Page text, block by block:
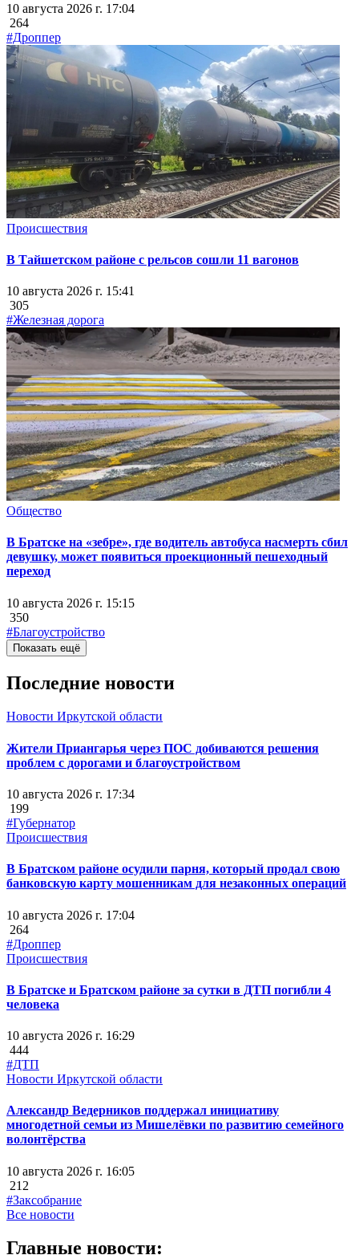
10 августа 2026 г. 17:04
264
#Дроппер
Происшествия
В Тайшетском районе с рельсов сошли 11 вагонов
10 августа 2026 г. 15:41
305
#Железная дорога
Общество
В Братске на «зебре», где водитель автобуса насмерть сбил
девушку, может появиться проекционный пешеходный
переход
10 августа 2026 г. 15:15
350
#Благоустройство
Показать ещё
Последние новости
Новости Иркутской области
Жители Приангарья через ПОС добиваются решения
проблем с дорогами и благоустройством
10 августа 2026 г. 17:34
199
#Губернатор
Происшествия
В Братском районе осудили парня, который продал свою
банковскую карту мошенникам для незаконных операций
10 августа 2026 г. 17:04
264
#Дроппер
Происшествия
В Братске и Братском районе за сутки в ДТП погибли 4
человека
10 августа 2026 г. 16:29
444
#ДТП
Новости Иркутской области
Александр Ведерников поддержал инициативу
многодетной семьи из Мишелёвки по развитию семейного
волонтёрства
10 августа 2026 г. 16:05
212
#Заксобрание
Все новости
Главные новости: